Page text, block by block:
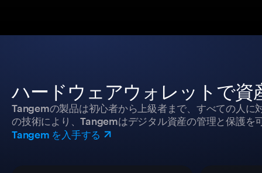
ハードウェアウォレットで資
Tangemの製品は初心者から上級者まで、すべての人に
の技術により、Tangemはデジタル資産の管理と保護を
Tangem を入手する